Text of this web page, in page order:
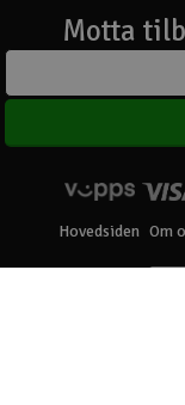
Motta
Hovedsiden Om